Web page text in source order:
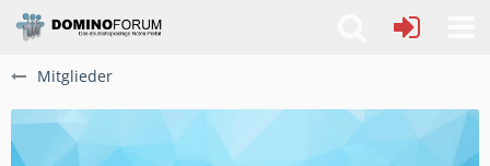
Mitglieder